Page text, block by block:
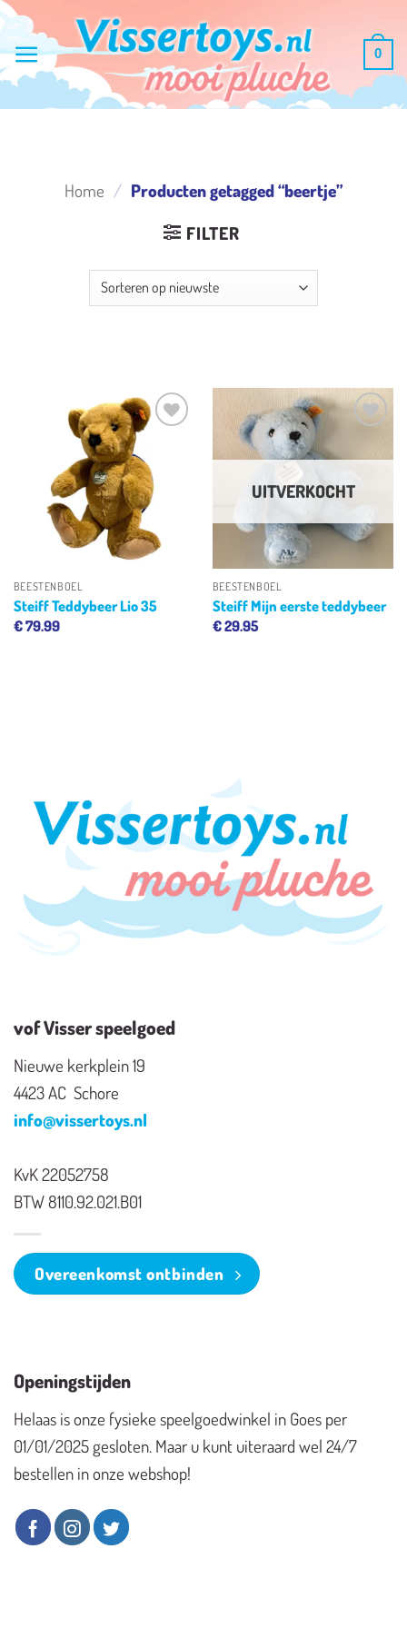
Ga
inhoud
0
Home / Producten getagged “beertje”
FILTER
Toevoegen
verlanglijst
BEESTENBOEL
Steiff Teddybeer Lio 35
€79.99
aan
UITVERKOCHT
BEESTENBOEL
Steiff Mijn eerste teddybeer
€29.95
vof Visser speelgoed
Nieuwe kerkplein 19
4423 AC Schore
info@vissertoys.nl
KvK 22052758
BTW 8110.92.021.B01
Overeenkomst ontbinden
Openingstijden
Helaas is onze fysieke speelgoedwinkel in Goes per
01/01/2025 gesloten. Maar u kunt uiteraard wel 24/7
bestellen in onze webshop!